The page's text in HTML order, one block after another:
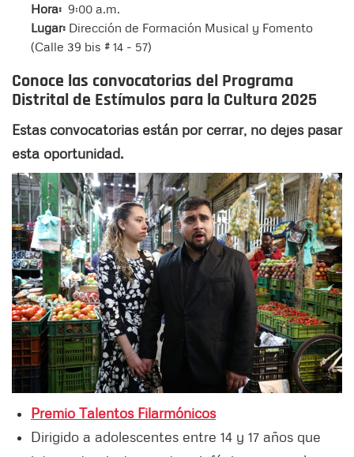
Hora: 9:00 a.m.
Lugar: Dirección de Formación Musical y Fomento
(Calle 39 bis # 14 - 57)
Conoce las convocatorias del Programa
Distrital de Estímulos para la Cultura 2025
Estas convocatorias están por cerrar, no dejes pasar
esta oportunidad.
Premio Talentos Filarmónicos
Dirigido a adolescentes entre 14 y 17 años que